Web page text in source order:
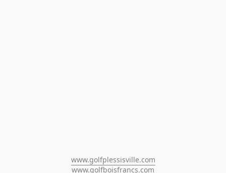
www.golfplessisville.com
www.golfboisfrancs.com